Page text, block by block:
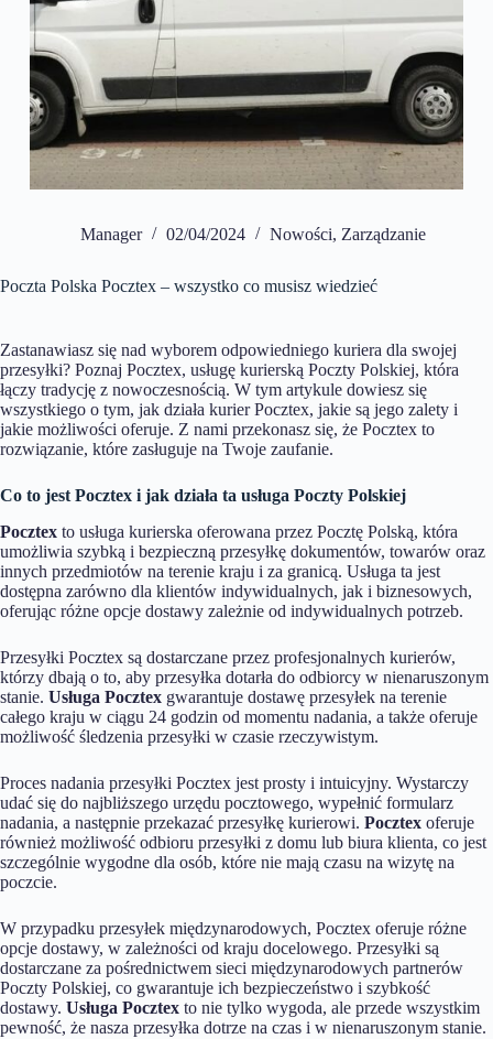
Manager 02/04/2024 Nowości, Zarządzanie
Poczta Polska Pocztex – wszystko co musisz wiedzieć
Zastanawiasz się nad wyborem odpowiedniego kuriera dla swojej
przesyłki? Poznaj Pocztex, usługę kurierską Poczty Polskiej, która
łączy tradycję z nowoczesnością. W tym artykule dowiesz się
wszystkiego o tym, jak działa kurier Pocztex, jakie są jego zalety i
jakie możliwości oferuje. Z nami przekonasz się, że Pocztex to
rozwiązanie, które zasługuje na Twoje zaufanie.
Co to jest Pocztex i jak działa ta usługa Poczty Polskiej
Pocztex to usługa kurierska oferowana przez Pocztę Polską, która
umożliwia szybką i bezpieczną przesyłkę dokumentów, towarów oraz
innych przedmiotów na terenie kraju i za granicą. Usługa ta jest
dostępna zarówno dla klientów indywidualnych, jak i biznesowych,
oferując różne opcje dostawy zależnie od indywidualnych potrzeb.
Przesyłki Pocztex są dostarczane przez profesjonalnych kurierów,
którzy dbają o to, aby przesyłka dotarła do odbiorcy w nienaruszonym
stanie. Usługa Pocztex gwarantuje dostawę przesyłek na terenie
całego kraju w ciągu 24 godzin od momentu nadania, a także oferuje
możliwość śledzenia przesyłki w czasie rzeczywistym.
Proces nadania przesyłki Pocztex jest prosty i intuicyjny. Wystarczy
udać się do najbliższego urzędu pocztowego, wypełnić formularz
nadania, a następnie przekazać przesyłkę kurierowi. Pocztex oferuje
również możliwość odbioru przesyłki z domu lub biura klienta, co jest
szczególnie wygodne dla osób, które nie mają czasu na wizytę na
poczcie.
W przypadku przesyłek międzynarodowych, Pocztex oferuje różne
opcje dostawy, w zależności od kraju docelowego. Przesyłki są
dostarczane za pośrednictwem sieci międzynarodowych partnerów
Poczty Polskiej, co gwarantuje ich bezpieczeństwo i szybkość
dostawy. Usługa Pocztex to nie tylko wygoda, ale przede wszystkim
pewność, że nasza przesyłka dotrze na czas i w nienaruszonym stanie.